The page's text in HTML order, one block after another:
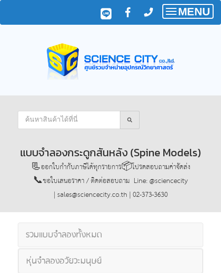
Toggle
MENU
แบบจำลองกระดูกสันหลัง (Spine Models)
📃ออกใบกำกับภาษีได้ทุกรายการ📦โปรดสอบถามค่าจัดส่ง
📞ขอใบเสนอราคา / ติดต่อสอบถาม Line: @sciencecity
| sales@sciencecity.co.th | 02-373-3630
รวมแบบจำลองทั้งหมด
หุ่นจำลองอวัยวะมนุษย์